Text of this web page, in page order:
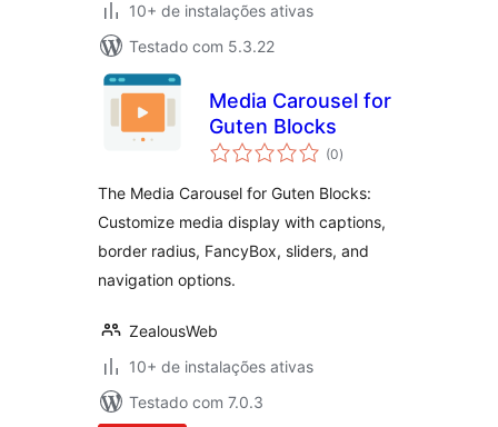
10+ de instalações ativas
Testado com 5.3.22
Media Carousel for
Guten Blocks
(0total
de
)
The Media Carousel for Guten Blocks:
Customize media display with captions,
border radius, FancyBox, sliders, and
navigation options.
ZealousWeb
10+ de instalações ativas
Testado com 7.0.3